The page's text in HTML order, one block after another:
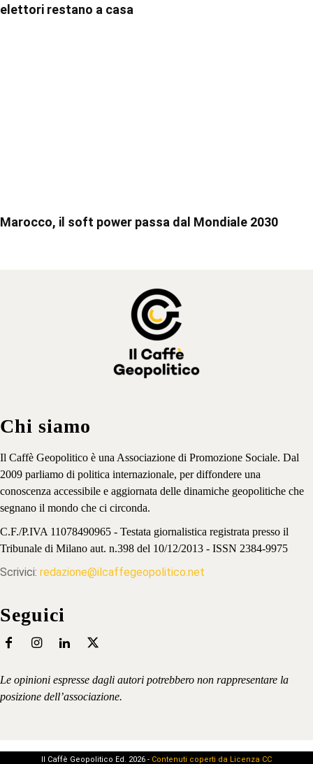
elettori restano a casa
Marocco, il soft power passa dal Mondiale 2030
Chi siamo
Il Caffè Geopolitico è una Associazione di Promozione Sociale. Dal
2009 parliamo di politica internazionale, per diffondere una
conoscenza accessibile e aggiornata delle dinamiche geopolitiche che
segnano il mondo che ci circonda.
C.F./P.IVA 11078490965 - Testata giornalistica registrata presso il
Tribunale di Milano aut. n.398 del 10/12/2013 - ISSN 2384-9975
Scrivici: redazione@ilcaffegeopolitico.net
Seguici
Le opinioni espresse dagli autori potrebbero non rappresentare la
posizione dell’associazione.
Il Caffè Geopolitico Ed. 2026 - Contenuti coperti da Licenza CC